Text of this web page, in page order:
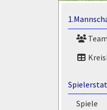
Team
Spiele